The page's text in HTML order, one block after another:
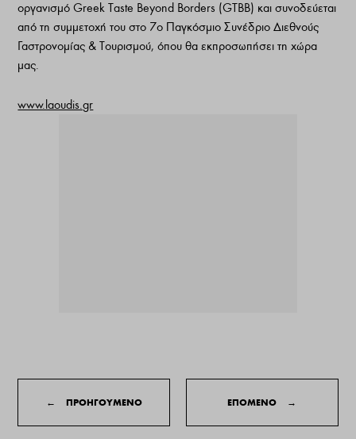
οργανισμό Greek Taste Beyond Borders (GTBB) και συνοδεύεται
από τη συμμετοχή του στο 7ο Παγκόσμιο Συνέδριο Διεθνούς
Γαστρονομίας & Τουρισμού, όπου θα εκπροσωπήσει τη χώρα
μας.
www.laoudis.gr
← ΠΡΟΗΓΟΥΜΕΝΟ ΕΠΟΜΕΝΟ →